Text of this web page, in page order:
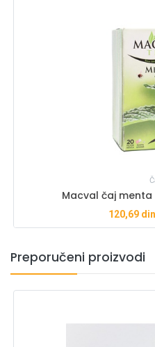
Macval čaj menta
120,69
Preporučeni proizvodi